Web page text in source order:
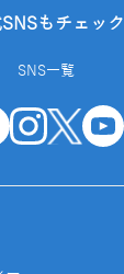
もチェック
SNS一覧